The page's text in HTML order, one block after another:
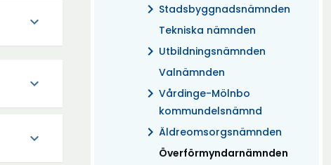
chevron_right Stadsbyggnadsnämnden
Tekniska nämnden
chevron_right Utbildningsnämnden
Valnämnden
chevron_right Vårdinge-Mölnbo
kommundelsnämnd
chevron_right Äldreomsorgsnämnden
Överförmyndarnämnden
(Aktuell)
expand_more
expand_more
expand_more